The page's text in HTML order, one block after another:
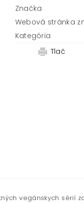
Značka
Webová stránka
Kategória
Tlač
vegánskych sérií